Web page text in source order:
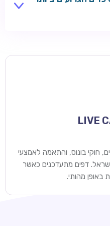
כלל אומרים סיכויים
חוקי בונוס, והתאמה לאמצעי
דפים מתעדכנים כאשר
באופן מהותי.